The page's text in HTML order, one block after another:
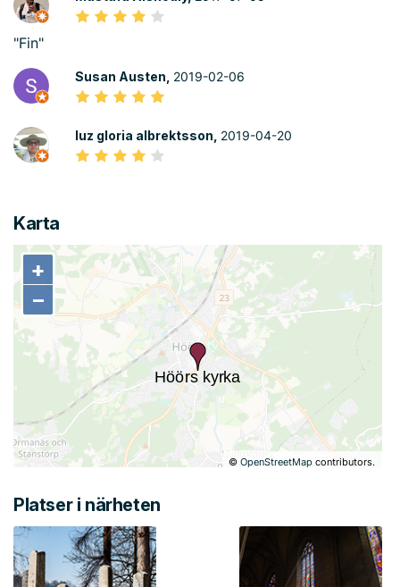
"Fin"
Susan Austen, 2019-02-06
luz gloria albrektsson, 2019-04-20
Karta
+
−
©OpenStreetMap contributors.
+
−
Platser i närheten